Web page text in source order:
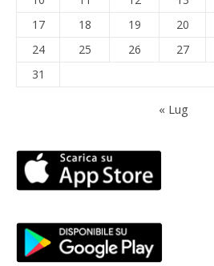
17
18 19 20
24
25 26 27
31
« Lug